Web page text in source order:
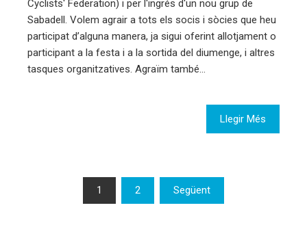
Cyclists' Federation) i per l'ingrés d'un nou grup de
Sabadell. Volem agrair a tots els socis i sòcies que heu
participat d’alguna manera, ja sigui oferint allotjament o
participant a la festa i a la sortida del diumenge, i altres
tasques organitzatives. Agraïm també…
Llegir Més
Paginació
1 2 Següent